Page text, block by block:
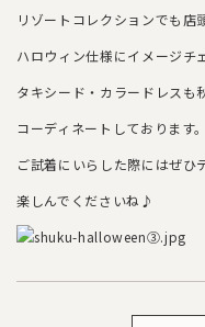
リゾートコレクションでも店
ハロウィン仕様にイメージチ
タキシード・カラードレスも
コーディネートしております。
ご試着にいらした際にはぜひ
楽しんでくださいね♪